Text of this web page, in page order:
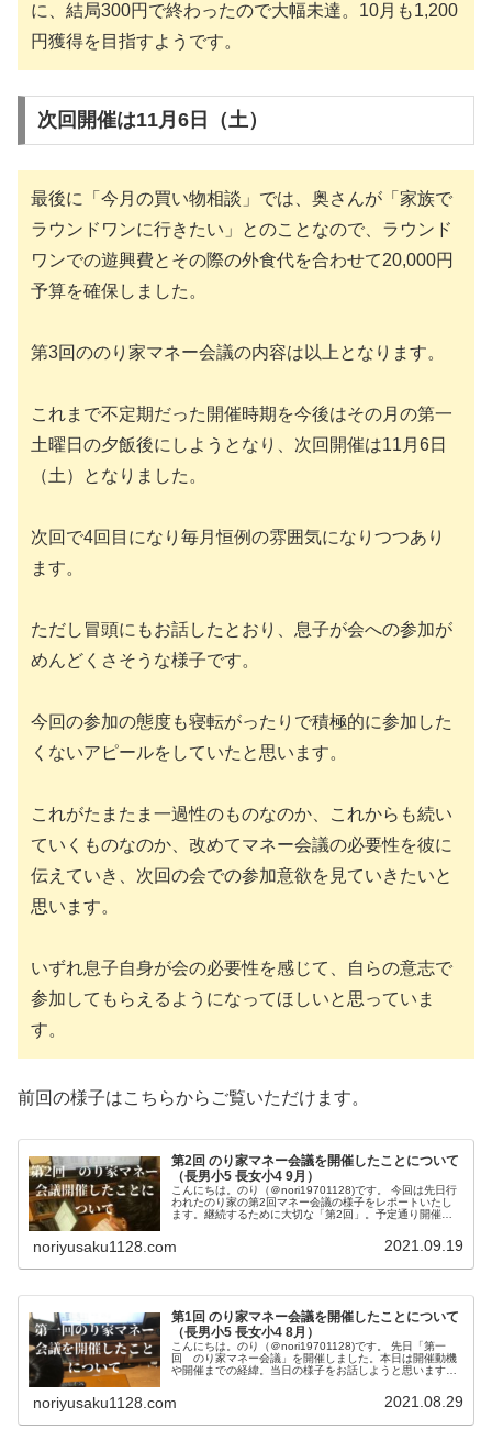
に、結局300円で終わったので大幅未達。10月も1,200
円獲得を目指すようです。
次回開催は11月6日（土）
最後に「今月の買い物相談」では、奥さんが「家族で
ラウンドワンに行きたい」とのことなので、ラウンド
ワンでの遊興費とその際の外食代を合わせて20,000円
予算を確保しました。
第3回ののり家マネー会議の内容は以上となります。
これまで不定期だった開催時期を今後はその月の第一
土曜日の夕飯後にしようとなり、次回開催は11月6日
（土）となりました。
次回で4回目になり毎月恒例の雰囲気になりつつあり
ます。
ただし冒頭にもお話したとおり、息子が会への参加が
めんどくさそうな様子です。
今回の参加の態度も寝転がったりで積極的に参加した
くないアピールをしていたと思います。
これがたまたま一過性のものなのか、これからも続い
ていくものなのか、改めてマネー会議の必要性を彼に
伝えていき、次回の会での参加意欲を見ていきたいと
思います。
いずれ息子自身が会の必要性を感じて、自らの意志で
参加してもらえるようになってほしいと思っていま
す。
前回の様子はこちらからご覧いただけます。
第2回 のり家マネー会議を開催したことについて
（長男小5 長女小4 9月）
こんにちは。のり（＠nori19701128)です。 今回は先日行
われたのり家の第2回マネー会議の様子をレポートいたし
ます。継続するために大切な「第2回」。予定通り開催す
noriyusaku1128.com 2021.09.19
第1回 のり家マネー会議を開催したことについて
（長男小5 長女小4 8月）
こんにちは。のり（＠nori19701128)です。 先日「第一
回 のり家マネー会議」を開催しました。本日は開催動機
や開催までの経緯。当日の様子をお話しようと思います。
noriyusaku1128.com 2021.08.29